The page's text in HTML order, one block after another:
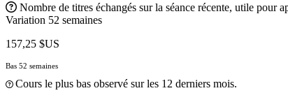
Nombre de titres échangés sur la séance récente, utile pour
Variation 52 semaines
157,25 $US
Bas 52 semaines
Cours le plus bas observé sur les 12 derniers mois.